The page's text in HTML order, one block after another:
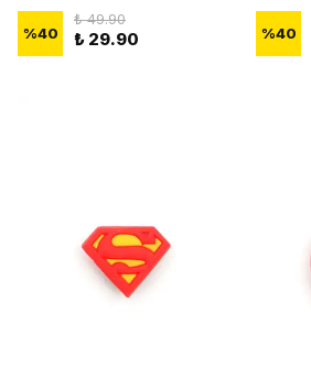
%40
₺ 49.90
₺ 29.90 %40